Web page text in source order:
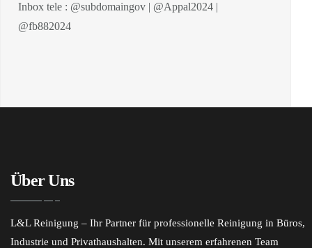
Inbox tele : @subdomaingov | @Appal2024 |
@fb882024
Über Uns
L&L Reinigung – Ihr Partner für professionelle Reinigung in Büros,
Industrie und Privathaushalten. Mit unserem erfahrenen Team